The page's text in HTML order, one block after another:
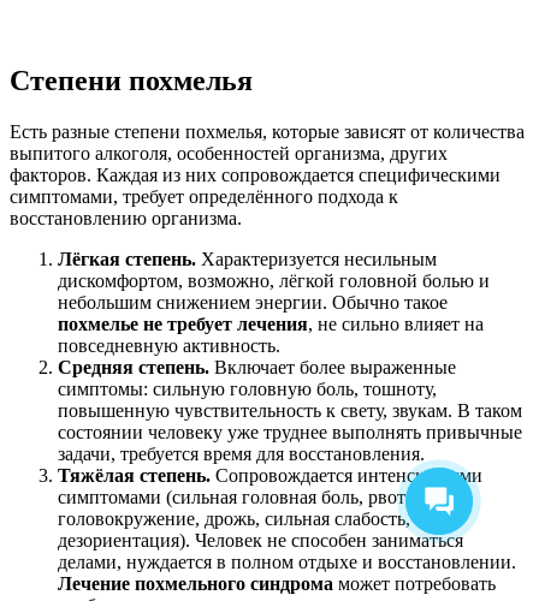
Степени похмелья
Есть разные степени похмелья, которые зависят от количества
выпитого алкоголя, особенностей организма, других
факторов. Каждая из них сопровождается специфическими
симптомами, требует определённого подхода к
восстановлению организма.
Лёгкая степень. Характеризуется несильным
дискомфортом, возможно, лёгкой головной болью и
небольшим снижением энергии. Обычно такое
похмелье не требует лечения, не сильно влияет на
повседневную активность.
Средняя степень. Включает более выраженные
симптомы: сильную головную боль, тошноту,
повышенную чувствительность к свету, звукам. В таком
состоянии человеку уже труднее выполнять привычные
задачи, требуется время для восстановления.
Тяжёлая степень. Сопровождается интенсивными
симптомами (сильная головная боль, рвота,
головокружение, дрожь, сильная слабость,
дезориентация). Человек не способен заниматься
делами, нуждается в полном отдыхе и восстановлении.
Лечение похмельного синдрома может потребовать